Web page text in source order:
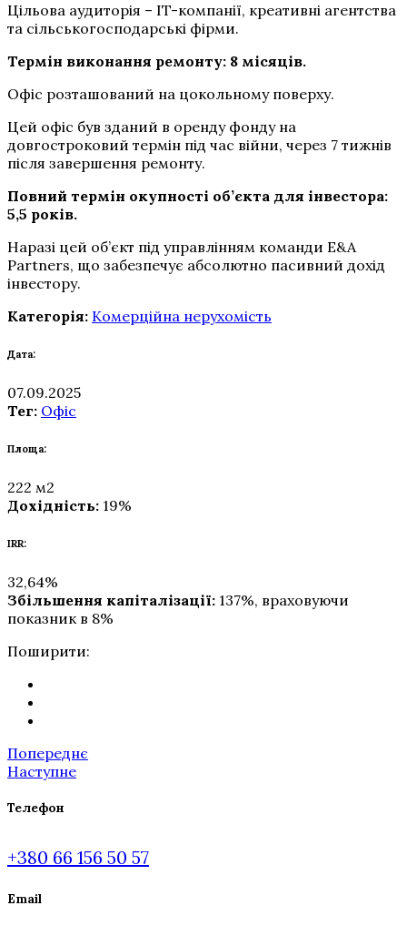
Цільова аудиторія – IT-компанії, креативні агентства
та сільськогосподарські фірми.
Термін виконання ремонту: 8 місяців.
Офіс розташований на цокольному поверху.
Цей офіс був зданий в оренду фонду на
довгостроковий термін під час війни, через 7 тижнів
після завершення ремонту.
Повний термін окупності об’єкта для інвестора:
5,5 років.
Наразі цей об’єкт під управлінням команди E&A
Partners, що забезпечує абсолютно пасивний дохід
інвестору.
Категорія: Комерційна нерухомість
Дата:
07.09.2025
Тег: Офіс
Площа:
222 м2
Дохідність: 19%
IRR:
32,64%
Збільшення капіталізації: 137%, враховуючи
показник в 8%
Поширити:
Попереднє
Наступне
Телефон
+380 66 156 50 57
Email